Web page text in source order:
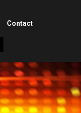
Contact